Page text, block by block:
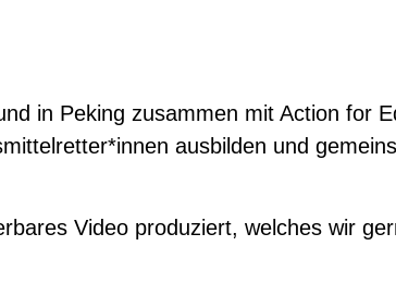
in Peking zusammen mit Action for
ausbilden und
Video produziert, welches wir